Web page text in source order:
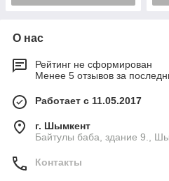
О нас
Рейтинг не сформирован
Менее 5 отзывов за
Работает с 11.05.2017
г. Шымкент
Байтулы баба, здание 9.,
Контакты